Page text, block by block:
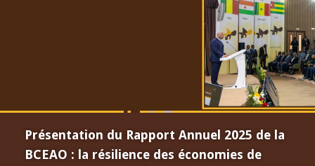
Présentation du Rapport Annuel 2025 de la
BCEAO : la résilience des économies de